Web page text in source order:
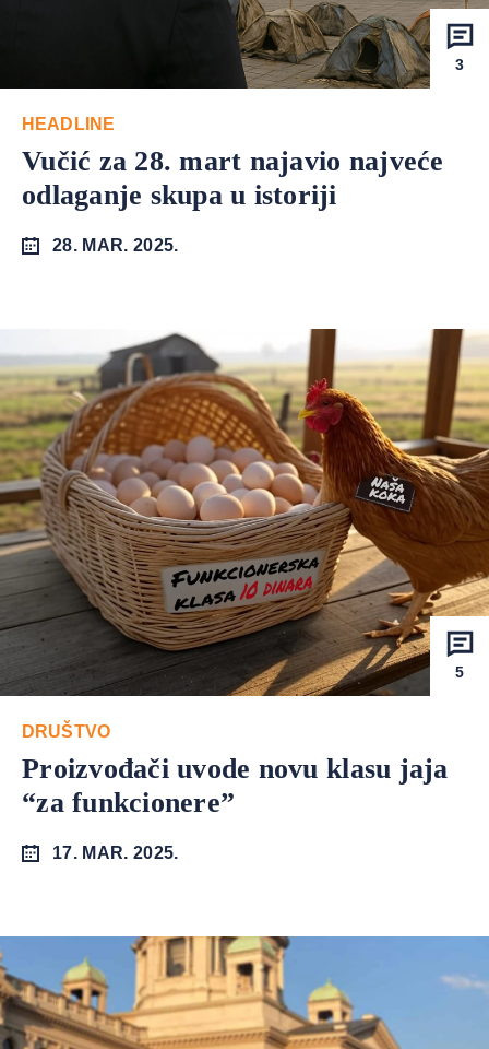
3
HEADLINE
Vučić za 28. mart najavio najveće
odlaganje skupa u istoriji
28. MAR. 2025.
5
DRUŠTVO
Proizvođači uvode novu klasu jaja
“za funkcionere”
17. MAR. 2025.